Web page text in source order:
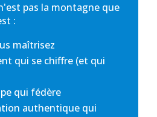
pas la montagne que
:
maîtrisez
qui se chiffre (et qui
qui fédère
authentique qui